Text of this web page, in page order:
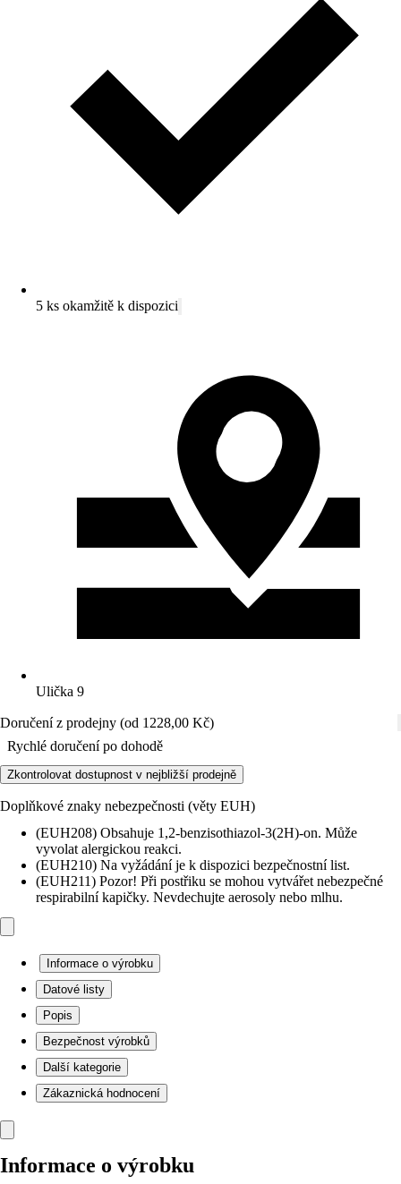
5 ks okamžitě k dispozici
Ulička 9
Doručení z prodejny (od 1228,00 Kč)
Rychlé doručení po dohodě
Zkontrolovat dostupnost v nejbližší prodejně
Doplňkové znaky nebezpečnosti (věty EUH)
(EUH208) Obsahuje 1,2-benzisothiazol-3(2H)-on. Může
vyvolat alergickou reakci.
(EUH210) Na vyžádání je k dispozici bezpečnostní list.
(EUH211) Pozor! Při postřiku se mohou vytvářet nebezpečné
respirabilní kapičky. Nevdechujte aerosoly nebo mlhu.
Informace o výrobku
Datové listy
Popis
Bezpečnost výrobků
Další kategorie
Zákaznická hodnocení
Informace o výrobku